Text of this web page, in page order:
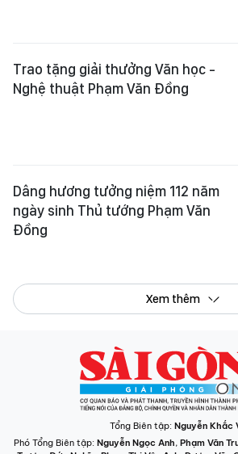
Trao tặng giải thưởng Văn học -
Nghệ thuật Phạm Văn Đồng
Dâng hương tưởng niệm 112 năm
ngày sinh Thủ tướng Phạm Văn
Đồng
Xem thêm
Tổng Biên tập: Nguyễn Khắc
Phó Tổng Biên tập: Nguyễn Ngọc Anh, Phạm Văn